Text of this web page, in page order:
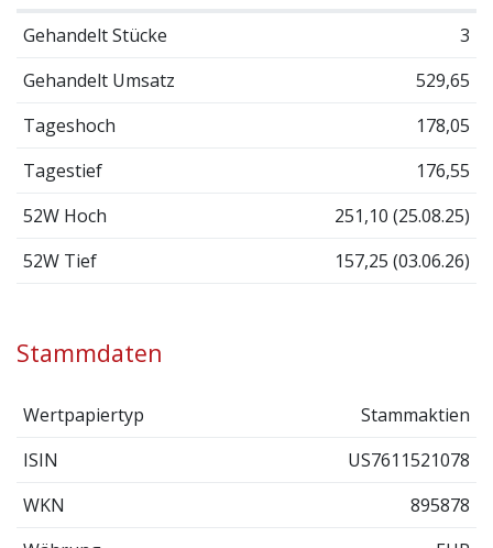
Gehandelt Stücke
3
Gehandelt Umsatz
529,65
Tageshoch
178,05
Tagestief
176,55
52W Hoch
251,10 (25.08.25)
52W Tief
157,25 (03.06.26)
Stammdaten
Wertpapiertyp
Stammaktien
ISIN
US7611521078
WKN
895878